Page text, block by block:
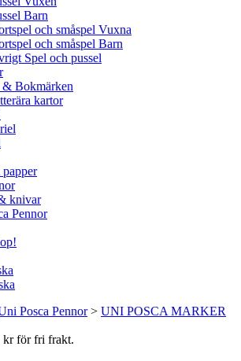
Barn
och småspel Vuxna
och småspel Barn
Spel och pussel
Bokmärken
kartor
knivar
Pennor
Posca Pennor> UNI POSCA MARKER
kr för fri frakt.